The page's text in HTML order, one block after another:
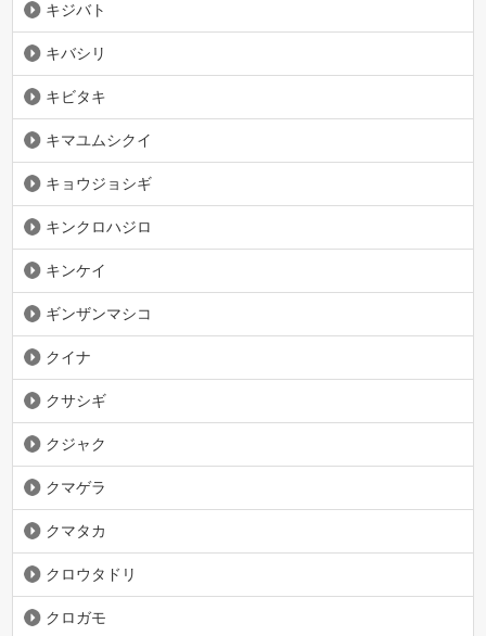
キジバト
キバシリ
キビタキ
キマユムシクイ
キョウジョシギ
キンクロハジロ
キンケイ
ギンザンマシコ
クイナ
クサシギ
クジャク
クマゲラ
クマタカ
クロウタドリ
クロガモ